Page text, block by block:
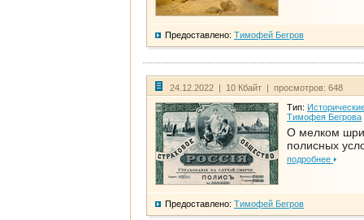
Предоставлено: Тимофей Бегров
24.12.2022 | 10 Кбайт | просмотров: 648
Тип:
Тимофея Бегрова
О мелком
полисных
подробнее
Предоставлено: Тимофей Бегров